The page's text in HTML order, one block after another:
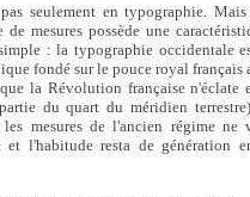
seulement en typographie.
mesures possède une
: la typographie occidentale
fondé sur le pouce royal
la Révolution française n'éclate
du quart du méridien
mesures de l'ancien régime ne
et l'habitude resta de génération